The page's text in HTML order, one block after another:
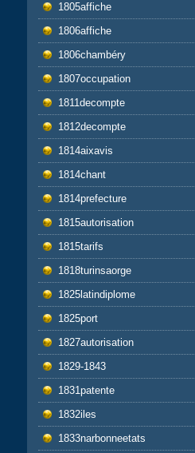
1805affiche
1806affiche
1806chambéry
1807occupation
1811decompte
1812decompte
1814aixavis
1814chant
1814prefecture
1815autorisation
1815tarifs
1818turinsaorge
1825latindiplome
1825port
1827autorisation
1829-1843
1831patente
1832iles
1833narbonneetats